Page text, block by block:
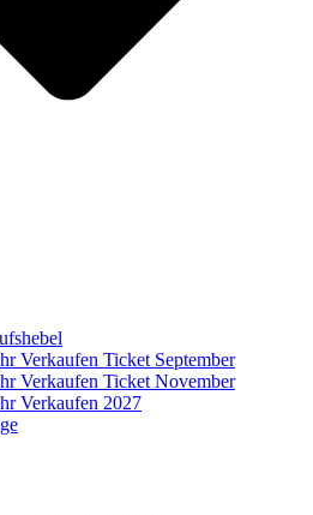
Verkaufen Ticket September
Verkaufen Ticket November
Verkaufen 2027